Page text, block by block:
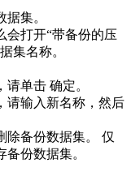
据集。
会打开“带备份的压
集名称。
请单击 确定。
请输入新名称，然后
除备份数据集。 仅
份数据集。